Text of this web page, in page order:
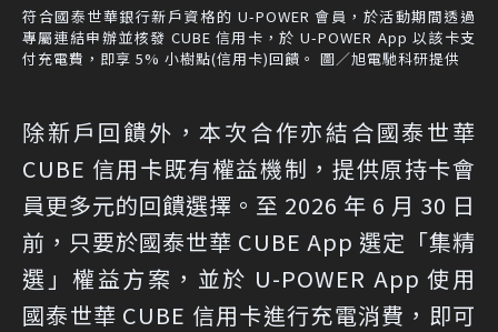
符合國泰世華銀行新戶資格的 U-POWER 會員，於活動期間透過
專屬連結申辦並核發 CUBE 信用卡，於 U-POWER App 以該卡支
付充電費，即享 5% 小樹點(信用卡)回饋。 圖／旭電馳科研提供
除新戶回饋外，本次合作亦結合國泰世華
CUBE 信用卡既有權益機制，提供原持卡會
員更多元的回饋選擇。至 2026 年 6 月 30 日
前，只要於國泰世華 CUBE App 選定「集精
選」權益方案，並於 U-POWER App 使用
國泰世華 CUBE 信用卡進行充電消費，即可